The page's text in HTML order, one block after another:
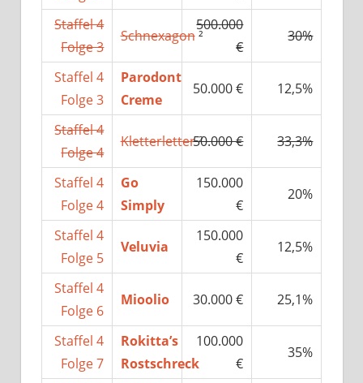
Staffel 4
Folge 3
Schnexagon²
500.000
€
30%
Staffel 4
Folge 3
Parodont
Creme
50.000 € 12,5%
Staffel 4
Folge 4
Kletterletter²
50.000 € 33,3%
Staffel 4
Folge 4
Go
Simply
150.000
€
20%
Staffel 4
Folge 5
Veluvia
150.000
€
12,5%
Staffel 4
Folge 6
Mioolio 30.000 € 25,1%
Staffel 4
Folge 7
Rokitta’s
Rostschreck
100.000
€
35%